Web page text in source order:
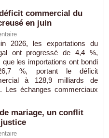
commercial du
en juin
2026, les exportations du
ont progressé de 4,4 %,
que les importations ont bondi
%, portant le déficit
à 128,9 milliards de
Les échanges commerciaux
mariage, un conflit